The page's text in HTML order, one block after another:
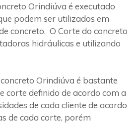
Orindiúva é executado
podem ser utilizados em
concreto. O Corte do concreto
hidráulicas e utilizando
Orindiúva é bastante
corte definido de acordo com a
de cada cliente de acordo
de cada corte, porém